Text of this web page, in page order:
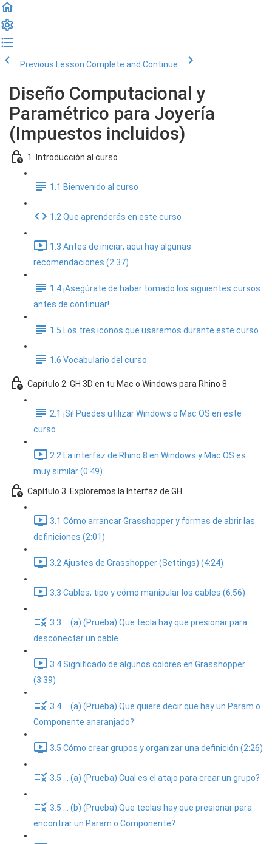
Previous Lesson Complete and Continue
Diseño Computacional y
Paramétrico para Joyería
(Impuestos incluidos)
1. Introducción al curso
1.1 Bienvenido al curso
1.2 Que aprenderás en este curso
1.3 Antes de iniciar, aqui hay algunas
recomendaciones (2:37)
1.4 ¡Asegúrate de haber tomado los siguientes cursos
antes de continuar!
1.5 Los tres iconos que usaremos durante este curso.
1.6 Vocabulario del curso
Capítulo 2. GH 3D en tu Mac o Windows para Rhino 8
2.1 ¡Si! Puedes utilizar Windows o Mac OS en este
curso
2.2 La interfaz de Rhino 8 en Windows y Mac OS es
muy similar (0:49)
Capítulo 3. Exploremos la Interfaz de GH
3.1 Cómo arrancar Grasshopper y formas de abrir las
definiciones (2:01)
3.2 Ajustes de Grasshopper (Settings) (4:24)
3.3 Cables, tipo y cómo manipular los cables (6:56)
3.3 ... (a) (Prueba) Que tecla hay que presionar para
desconectar un cable
3.4 Significado de algunos colores en Grasshopper
(3:39)
3.4 ... (a) (Prueba) Que quiere decir que hay un Param o
Componente anaranjado?
3.5 Cómo crear grupos y organizar una definición (2:26)
3.5 ... (a) (Prueba) Cual es el atajo para crear un grupo?
3.5 ... (b) (Prueba) Que teclas hay que presionar para
encontrar un Param o Componente?